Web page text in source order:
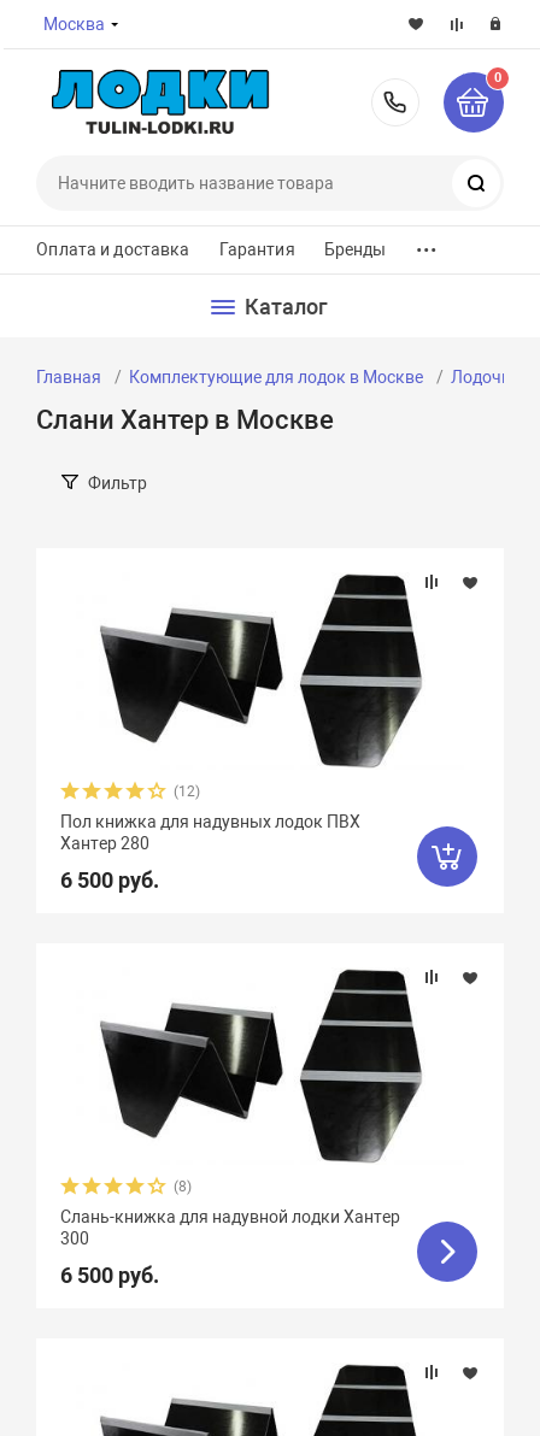
Москва
8-800-
0
Оплата и доставка Гарантия Бренды ...
Каталог
Главная Комплектующие для лодок в Москве Лодочные
Слани Хантер в Москве
Фильтр
Материал
(12)
Пол книжка для надувных лодок ПВХ
Хантер 280
6 500 руб.
(8)
Слань-книжка для надувной лодки Хантер
300
6 500 руб.